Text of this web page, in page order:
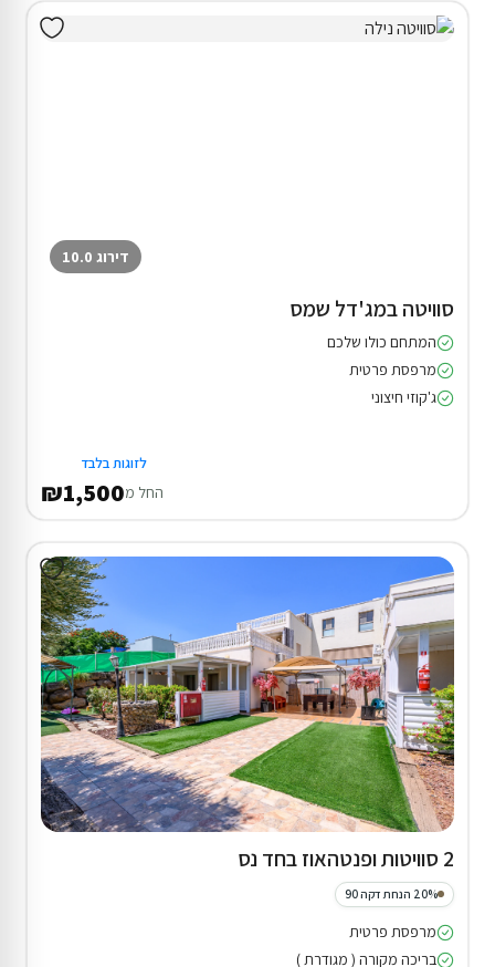
דירוג 10.0
סוויטה במג'דל שמס
המתחם כולו שלכם
מרפסת פרטית
ג'קוזי חיצוני
לזוגות בלבד
החל מ₪1,500
2 סוויטות ופנטהאוז בחד נס
20% הנחת דקה 90
מרפסת פרטית
בריכה מקורה ( מגודרת )